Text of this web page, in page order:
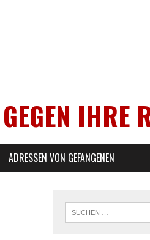
IHRE
ADRESSEN VON GEFANGENEN